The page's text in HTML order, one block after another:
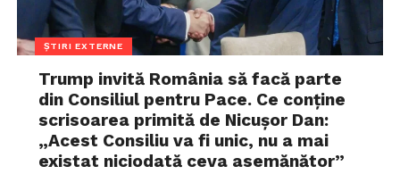
ȘTIRI EXTERNE
Trump invită România să facă parte
din Consiliul pentru Pace. Ce conține
scrisoarea primită de Nicușor Dan:
„Acest Consiliu va fi unic, nu a mai
existat niciodată ceva asemănător”